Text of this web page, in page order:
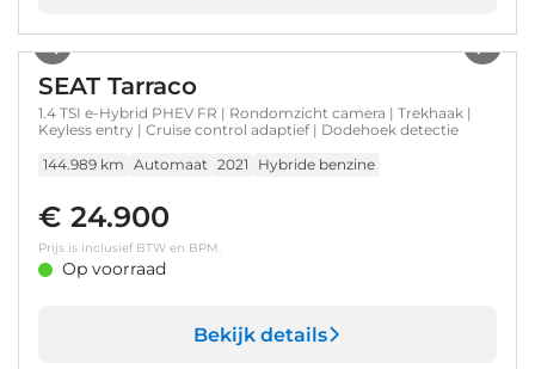
SEAT Tarraco
1.4 TSI e-Hybrid PHEV FR | Rondomzicht camera | Trekhaak |
Keyless entry | Cruise control adaptief | Dodehoek detectie
144.989 km Automaat 2021 Hybride benzine
€ 24.900
Prijs is inclusief BTW en BPM.
Op voorraad
Bekijk details